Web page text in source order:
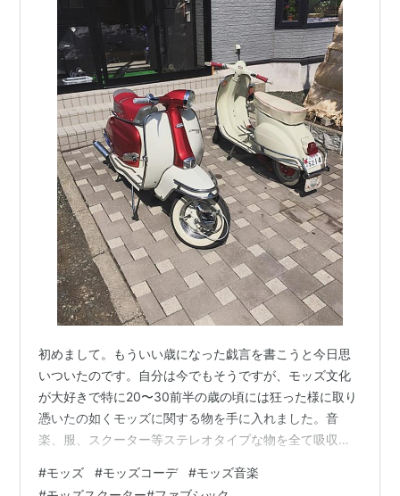
初めまして。もういい歳になった戯言を書こうと今日思
いついたのです。自分は今でもそうですが、モッズ文化
が大好きで特に20〜30前半の歳の頃には狂った様に取り
憑いたの如くモッズに関する物を手に入れました。音
楽、服、スクーター等ステレオタイプな物を全て吸収し
けても追いかけても、キリと言うものが無いです。服装
#モッズ #モッズコーデ #モッズ音楽